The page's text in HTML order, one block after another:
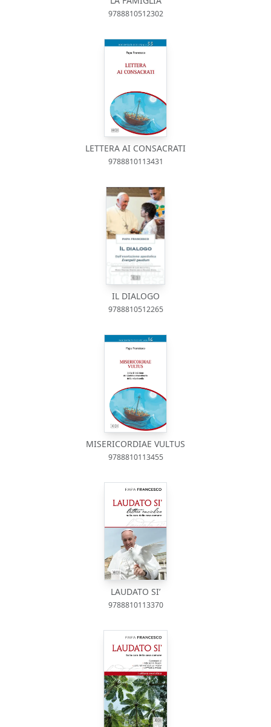
9788810512302
LETTERA AI CONSACRATI
9788810113431
IL DIALOGO
9788810512265
MISERICORDIAE VULTUS
9788810113455
LAUDATO SI’
9788810113370